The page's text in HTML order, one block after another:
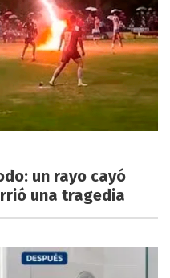
un rayo cayó
una tragedia